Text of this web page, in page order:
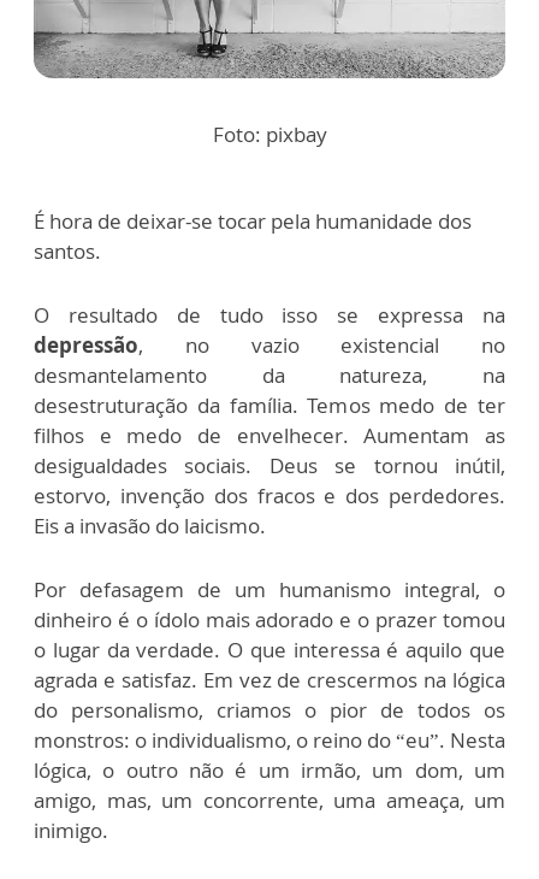
Foto: pixbay
É hora de deixar-se tocar pela humanidade dos
santos.
O resultado de tudo isso se expressa na
depressão, no vazio existencial no
desmantelamento da natureza, na
desestruturação da família. Temos medo de ter
filhos e medo de envelhecer. Aumentam as
desigualdades sociais. Deus se tornou inútil,
estorvo, invenção dos fracos e dos perdedores.
Eis a invasão do laicismo.
Por defasagem de um humanismo integral, o
dinheiro é o ídolo mais adorado e o prazer tomou
o lugar da verdade. O que interessa é aquilo que
agrada e satisfaz. Em vez de crescermos na lógica
do personalismo, criamos o pior de todos os
monstros: o individualismo, o reino do “eu”. Nesta
lógica, o outro não é um irmão, um dom, um
amigo, mas, um concorrente, uma ameaça, um
inimigo.